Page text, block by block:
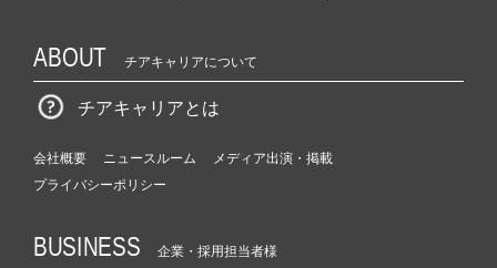
ABOUT チアキャリアについて
チアキャリアとは
会社概要 ニュースルーム
メディア出演・掲載
プライバシーポリシー
BUSINESS 企業・採用担当者様